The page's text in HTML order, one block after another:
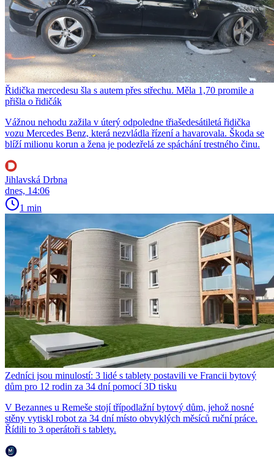
Řidička mercedesu šla s autem přes střechu. Měla 1,70 promile a
přišla o řidičák
Vážnou nehodu zažila v úterý odpoledne třiašedesátiletá řidička
vozu Mercedes Benz, která nezvládla řízení a havarovala. Škoda se
blíží milionu korun a žena je podezřelá ze spáchání trestného činu.
Jihlavská Drbna
dnes, 14:06
1 min
Zedníci jsou minulostí: 3 lidé s tablety postavili ve Francii bytový
dům pro 12 rodin za 34 dní pomocí 3D tisku
V Bezannes u Remeše stojí třípodlažní bytový dům, jehož nosné
stěny vytiskl robot za 34 dní místo obvyklých měsíců ruční práce.
Řídili to 3 operátoři s tablety.